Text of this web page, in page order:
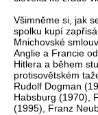
Všimněme si, jak
spolku kupí
Mnichovské
Anglie a Francie
Hitlera a během
protisovětském
Rudolf Dogman
Habsburg (1970),
(1995), Franz